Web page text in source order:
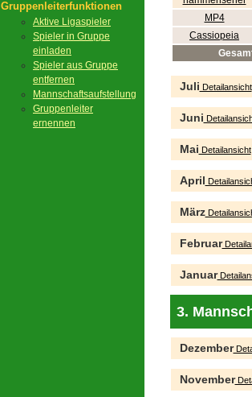
Gruppenleiterfunktionen
Aktive Ligaspieler
Spieler in Gruppe
einladen
Spieler aus Gruppe
entfernen
Mannschaftsaufstellung
Gruppenleiter
ernennen
MP4
Cassiopeia
Juli Detailansicht
Juni
Mai Detailansicht
April
März
Februar
Januar
3.
Dezember
November